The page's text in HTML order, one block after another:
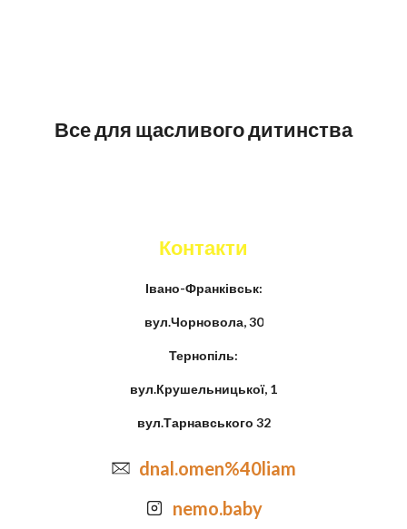
Все для щасливого дитинства
Контакти
Івано-Франківськ:
вул.Чорновола, 30
Тернопіль:
вул.Крушельницької, 1
вул.Тарнавського 32
dnal.omen%40liam
nemo.baby